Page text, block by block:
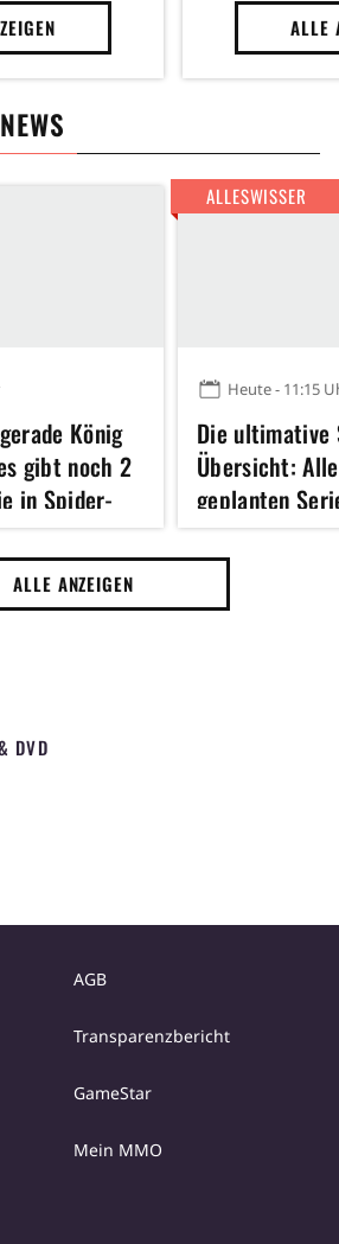
ALLE
König
gibt noch 2
in Spider-
Heute - 11:15
Die ultimative
Übersicht:
geplanten
seit 60 Jahre
Reihe
ALLESWISSER
ALLE ANZEIGEN
DVD
AGB
Transparenzbericht
GameStar
Mein MMO